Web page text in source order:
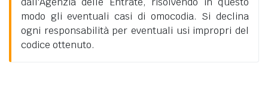
modo gli eventuali casi di omocodia. Si declina
ogni responsabilità per eventuali usi impropri del
codice ottenuto.